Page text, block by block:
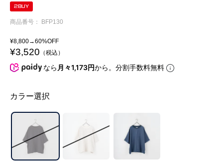
2BUY
商品番号 BFP130
¥8,800→60%OFF
¥3,520 税込
なら 月々1,173円から。分割手数料無料
カラー選択